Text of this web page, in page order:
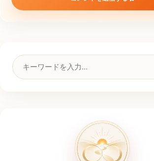
検
索